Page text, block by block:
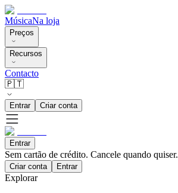
MúsicaNa loja
Preços
Recursos
Contacto
🇵🇹
Entrar Criar conta
Entrar
Sem cartão de crédito. Cancele quando quiser.
Criar conta Entrar
Explorar